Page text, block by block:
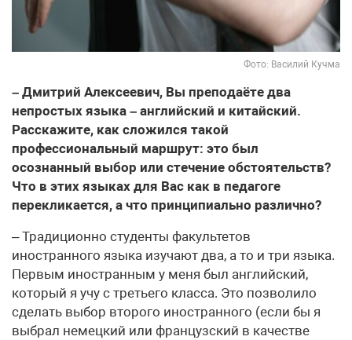
Фото: Василий Кучма
– Дмитрий Алексеевич, Вы преподаёте два
непростых языка – английский и китайский.
Расскажите, как сложился такой
профессиональный маршрут: это был
осознанный выбор или стечение обстоятельств?
Что в этих языках для Вас как в педагоге
перекликается, а что принципиально различно?
– Традиционно студенты факультетов
иностранного языка изучают два, а то и три языка.
Первым иностранным у меня был английский,
который я учу с третьего класса. Это позволило
сделать выбор второго иностранного (если бы я
выбрал немецкий или французский в качестве